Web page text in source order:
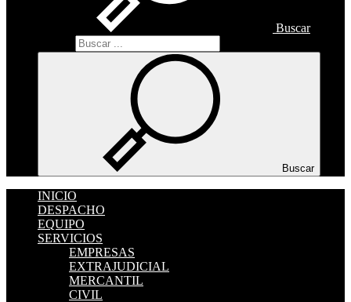
Buscar
Buscar
INICIO
DESPACHO
EQUIPO
SERVICIOS
EMPRESAS
EXTRAJUDICIAL
MERCANTIL
CIVIL